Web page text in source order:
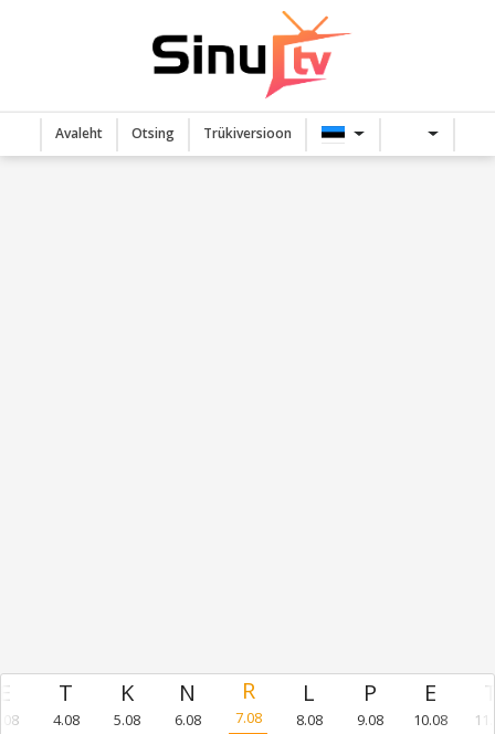
Avaleht Otsing Trükiversioon
4.08 5.08 6.08 7.08 8.08 9.08 10.08